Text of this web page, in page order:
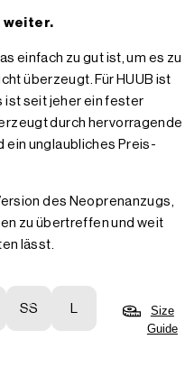
weiter.
einfach zu gut ist, um es zu
überzeugt. Für HUUB ist
ist seit jeher ein fester
durch hervorragende
ein unglaubliches Preis-
des Neoprenanzugs,
zu übertreffen und weit
lässt.
SS
Size
Guide